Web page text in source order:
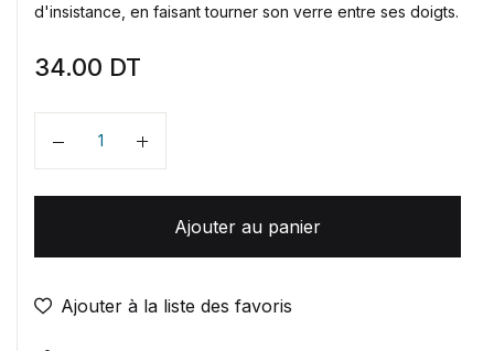
d'insistance, en faisant tourner son verre entre ses doigts.
34.00 DT
Quantité
Ajouter au panier
Ajouter à la liste des favoris